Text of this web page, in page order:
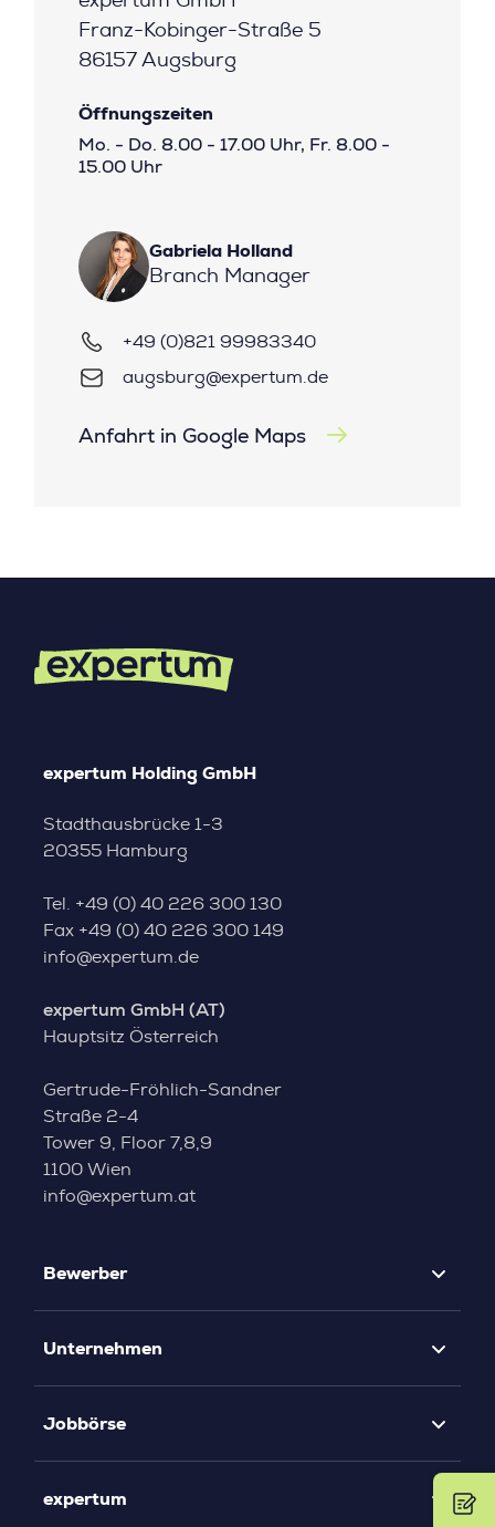
Franz-Kobinger-Straße 5
86157 Augsburg
Öffnungszeiten
Mo. - Do. 8.00 - 17.00 Uhr, Fr. 8.00 -
15.00 Uhr
Gabriela Holland
Branch Manager
+49 (0)821 99983340
augsburg@expertum.de
Anfahrt in Google Maps
expertum Holding GmbH
Stadthausbrücke 1-3
20355 Hamburg
Tel. +49 (0) 40 226 300 130
Fax +49 (0) 40 226 300 149
info@expertum.de
expertum GmbH (AT)
Hauptsitz Österreich
Gertrude-Fröhlich-Sandner
Straße 2-4
Tower 9, Floor 7,8,9
1100 Wien
info@expertum.at
Bewerber
Unternehmen
Jobbörse
expertum